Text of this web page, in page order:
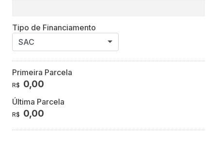
Tipo de Financiamento
SAC
Primeira Parcela
R$ 0,00
Última Parcela
R$ 0,00